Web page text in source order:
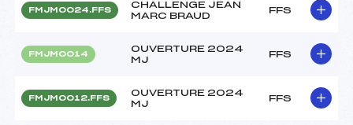
FMJM0024.FFS
CHALLENGE JEAN
MARC BRAUD
FFS
FMJM0014
OUVERTURE 2024
MJ
FFS
FMJM0012.FFS
OUVERTURE 2024
MJ
FFS